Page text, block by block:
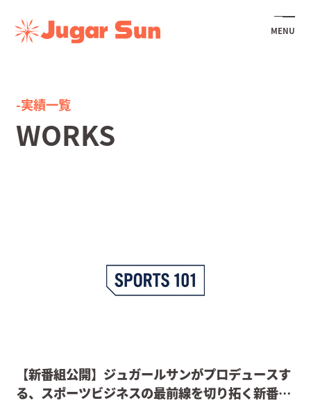
MENU
-実績一覧
WORKS
【新番組公開】ジュガールサンがプロデュースす
る、スポーツビジネスの最前線を切り拓く新番組